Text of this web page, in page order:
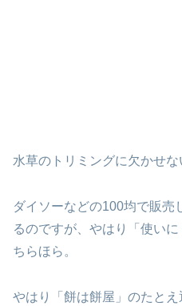
水草のトリミングに欠かせな
ダイソーなどの100均で販売
るのですが、やはり「使い
ちらほら。
やはり「餅は餅屋」のたと